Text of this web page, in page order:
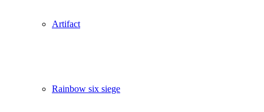
Artifact
Rainbow six siege